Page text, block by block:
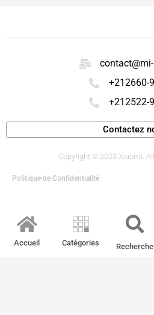
+212660-
+212522-
Contactez
Copyright © 2023 Xiaomi.
Politique de Confidentialité
Accueil Catégories Recherche